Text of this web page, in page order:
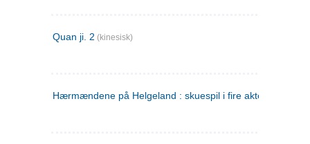
Quan ji. 2 (kinesisk)
Hærmændene på Helgeland : skuespil i fire akter